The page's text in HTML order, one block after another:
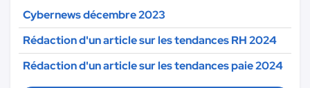
Cybernews décembre 2023
Rédaction d'un article sur les tendances RH 2024
Rédaction d'un article sur les tendances paie 2024